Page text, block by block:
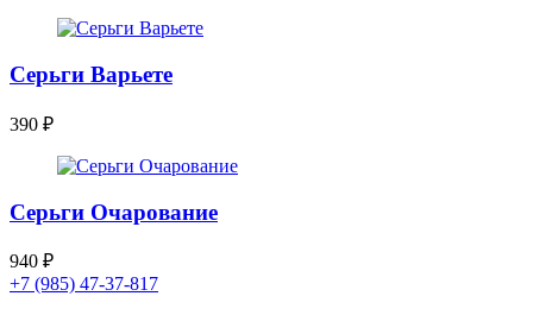
Серьги Варьете
390 ₽
Серьги Очарование
940 ₽
+7 (985) 47-37-817